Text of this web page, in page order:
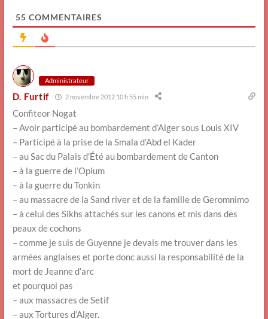
55 COMMENTAIRES
Administrateur
D. Furtif 2 novembre 2012 10 h 55 min
Confiteor Nogat
– Avoir participé au bombardement d’Alger sous Louis XIV
– Participé à la prise de la Smala d’Abd el Kader
– au Sac du Palais d’Été au bombardement de Canton
– à la guerre de l’Opium
– à la guerre du Tonkin
– au massacre de la Sand river et de la famille de Geromnimo
– à celui des Sikhs attachés sur les canons et mis dans des
peaux de cochons
– comme je suis de Guyenne je devais me trouver dans les
armées anglaises et porte donc aussi la responsabilité de la
mort de Jeanne d’arc
et pourquoi pas
– aux massacres de Setif
– aux Tortures d’Alger.